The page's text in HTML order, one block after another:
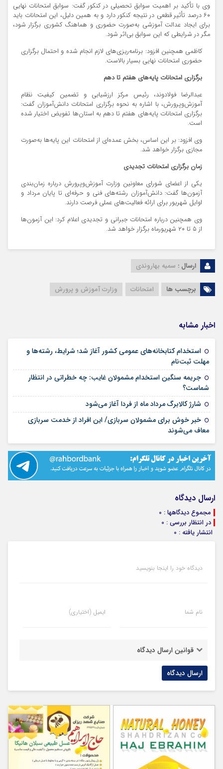
وی با تأکید بر اهمیت سوابق تحصیلی در کنکور گفت: سوابق امتحانات نهایی
۶۰ درصد تأثیر قطعی در نتیجه کنکور دارد و به همین دلیل، این امتحانات باید
برای ایجاد عدالت آموزشی به‌صورت حضوری و هماهنگ کشوری برگزار شود،
مگر در شرایطی که این سوابق بی‌اثر شود.
کاظمی همچنین افزود: برنامه‌ریزی‌های لازم انجام شده و احتمال برگزاری
حضوری امتحانات نهایی بسیار بالاست.
برگزاری امتحانات پایه‌های هفتم تا دهم
عبدالرضا فولادوند، رئیس مرکز ارزشیابی و تضمین کیفیت نظام
آموزش‌وپرورش، با اشاره به نحوه برگزاری امتحانات دانش‌آموزان گفت:
برگزاری امتحانات پایه‌های هفتم تا دهم به استان‌ها تفویض اختیار شده
است.
وی افزود: بر این اساس، بخش عمده‌ای از امتحانات این پایه‌ها به‌صورت
مجازی برگزار خواهد شد.
زمان برگزاری امتحانات تجدیدی
یکی از اعضای شورای معاونین وزارت آموزش‌وپرورش درباره زمان‌بندی
آزمون‌ها گفت: دانش‌آموزان رشته‌های فنی و حرفه‌ای تا پایان مرداد و
اوایل شهریور برای ارائه فعالیت‌های عملی فرصت دارند.
وی همچنین درباره امتحانات جبرانی و تجدیدی اعلام کرد: این آزمون‌ها
از ۵ تا ۲۰ شهریورماه برگزار خواهد شد.
ارسال : سمیه بهاروندی
برچسب ها امتحانات وزارت آموزش و پرورش
اخبار مشابه
استخدام کتابخانه‌های عمومی کشور آغاز شد؛ شرایط، رشته‌ها و
مهلت ثبت‌نام
جریمه سنگین استخدام مشمولان غایب: چه خطراتی در انتظار
شماست؟
شارژ کالابرگ مرداد ماه از فردا آغاز می‌شود
خبر خوش برای مشمولان سربازی/ این افراد از خدمت سربازی
معاف می‌شوند
ارسال دیدگاه
مجموع دیدگاهها : 0
در انتظار بررسی : 0
انتشار یافته : 0
دیدگاه خود را اینجا بنویسید
نام شما ایمیل (اختیاری)
قوانین ارسال دیدگاه